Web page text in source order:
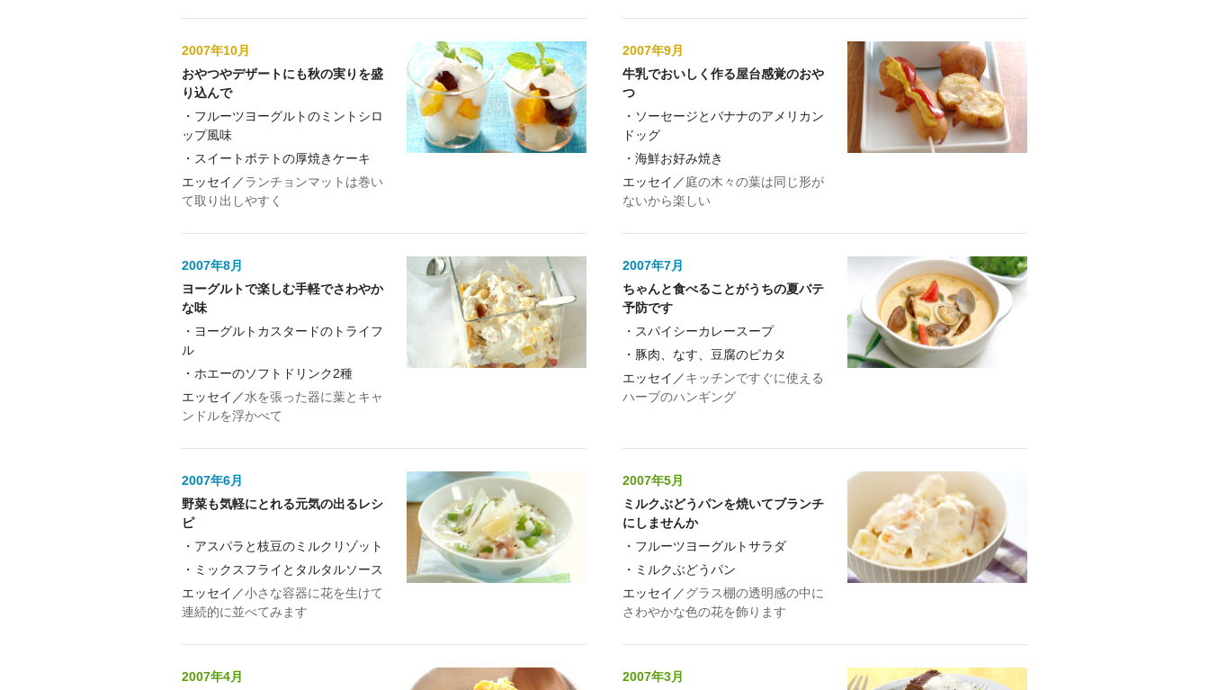
2007年10月
おやつやデザートにも秋の実りを盛
り込んで
・ フルーツヨーグルトのミントシロ
ップ風味
・ スイートポテトの厚焼きケーキ
エッセイ／ランチョンマットは巻い
て取り出しやすく
2007年9月
牛乳でおいしく作る屋台感覚のおや
つ
・ ソーセージとバナナのアメリカン
ドッグ
・ 海鮮お好み焼き
エッセイ／庭の木々の葉は同じ形が
ないから楽しい
2007年8月
ヨーグルトで楽しむ手軽でさわやか
な味
・ ヨーグルトカスタードのトライフ
ル
・ ホエーのソフトドリンク2種
エッセイ／水を張った器に葉とキャ
ンドルを浮かべて
2007年7月
ちゃんと食べることがうちの夏バテ
予防です
・ スパイシーカレースープ
・ 豚肉、なす、豆腐のピカタ
エッセイ／キッチンですぐに使える
ハーブのハンギング
2007年6月
野菜も気軽にとれる元気の出るレシ
ピ
・ アスパラと枝豆のミルクリゾット
・ ミックスフライとタルタルソース
エッセイ／小さな容器に花を生けて
連続的に並べてみます
2007年5月
ミルクぶどうパンを焼いてブランチ
にしませんか
・ フルーツヨーグルトサラダ
・ ミルクぶどうパン
エッセイ／グラス棚の透明感の中に
さわやかな色の花を飾ります
2007年4月
2007年3月